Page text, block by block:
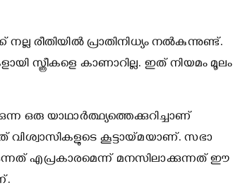
രീതിയില്‍ പ്രാതിനിധ്യം നല്‍കുന്നുണ്ട്.
സ്ത്രീകളെ കാണാറില്ല. ഇത് നിയമം മൂലം
ഒരു യാഥാര്‍ത്ഥ്യത്തെക്കുറിച്ചാണ്
വിശ്വാസികളുടെ കൂട്ടായ്മയാണ്. സഭാ
എപ്രകാരമെന്ന് മനസിലാക്കുന്നത് ഈ